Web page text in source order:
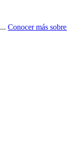
... Conocer más sobre